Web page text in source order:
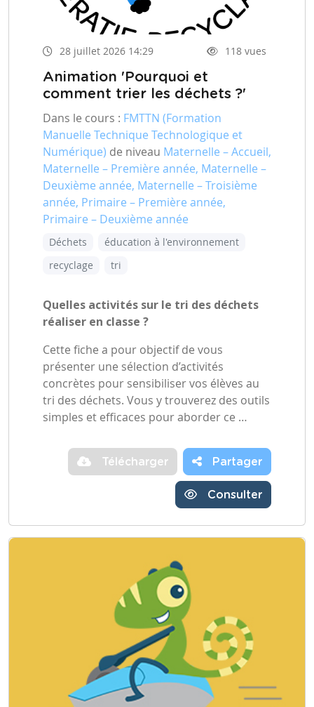
28 juillet 2026 14:29 118 vues
Animation 'Pourquoi et
comment trier les déchets ?'
Dans le cours : FMTTN (Formation
Manuelle Technique Technologique et
Numérique) de niveau Maternelle – Accueil,
Maternelle – Première année, Maternelle –
Deuxième année, Maternelle – Troisième
année, Primaire – Première année,
Primaire – Deuxième année
Déchets
éducation à l'environnement
recyclage
tri
Quelles activités sur le tri des déchets
réaliser en classe ?
Cette fiche a pour objectif de vous
présenter une sélection d’activités
concrètes pour sensibiliser vos élèves au
tri des déchets. Vous y trouverez des outils
simples et efficaces pour aborder ce …
Télécharger Partager
Consulter